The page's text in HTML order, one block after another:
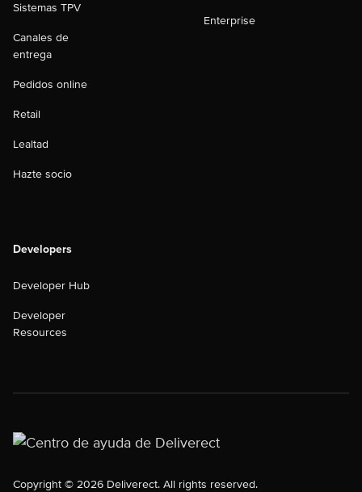
Sistemas TPV
Canales de
entrega
Pedidos online
Retail
Lealtad
Hazte socio
Enterprise
Developers
Developer Hub
Developer
Resources
Copyright © 2026 Deliverect. All rights reserved.